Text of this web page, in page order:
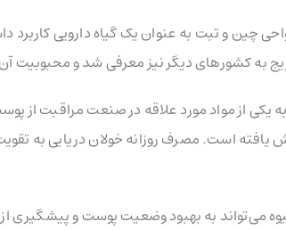
چین و تبت به عنوان یک گیاه دارویی
به کشورهای دیگر نیز معرفی شد و محبوبیت
یکی از مواد مورد علاقه در صنعت مراقبت از
یافته است. مصرف روزانه خولان دریایی به
می‌تواند به بهبود وضعیت پوست و پیشگیری